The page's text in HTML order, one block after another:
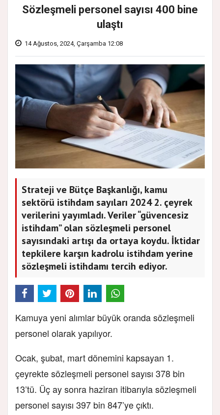
Sözleşmeli personel sayısı 400 bine
ulaştı
14 Ağustos, 2024, Çarşamba 12:08
Strateji ve Bütçe Başkanlığı, kamu
sektörü istihdam sayıları 2024 2. çeyrek
verilerini yayımladı. Veriler “güvencesiz
istihdam” olan sözleşmeli personel
sayısındaki artışı da ortaya koydu. İktidar
tepkilere karşın kadrolu istihdam yerine
sözleşmeli istihdamı tercih ediyor.
Kamuya yeni alımlar büyük oranda sözleşmeli
personel olarak yapılıyor.
Ocak, şubat, mart dönemini kapsayan 1.
çeyrekte sözleşmeli personel sayısı 378 bin
13’tü. Üç ay sonra haziran itibarıyla sözleşmeli
personel sayısı 397 bin 847’ye çıktı.